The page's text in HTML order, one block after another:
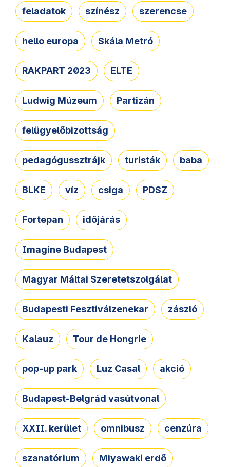
feladatok színész szerencse
hello europa Skála Metró
RAKPART 2023 ELTE
Ludwig Múzeum Partizán
felügyelőbizottság
pedagógussztrájk turisták baba
BLKE víz csiga PDSZ
Fortepan időjárás
Imagine Budapest
Magyar Máltai Szeretetszolgálat
Budapesti Fesztiválzenekar zászló
Kalauz Tour de Hongrie
pop-up park Luz Casal akció
Budapest-Belgrád vasútvonal
XXII. kerület omnibusz cenzúra
szanatórium Miyawaki erdő